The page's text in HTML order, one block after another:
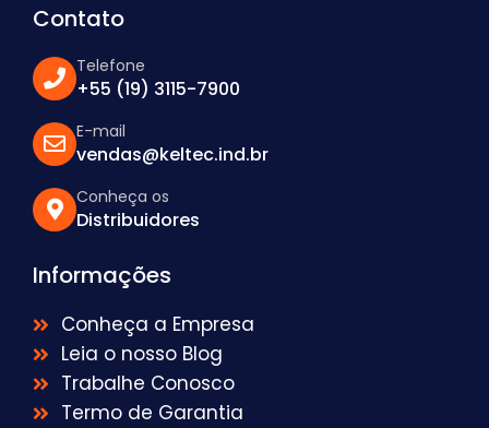
Contato
Telefone
+55 (19) 3115-7900
E-mail
vendas@keltec.ind.br
Conheça os
Distribuidores
Informações
Conheça a Empresa
Leia o nosso Blog
Trabalhe Conosco
Termo de Garantia